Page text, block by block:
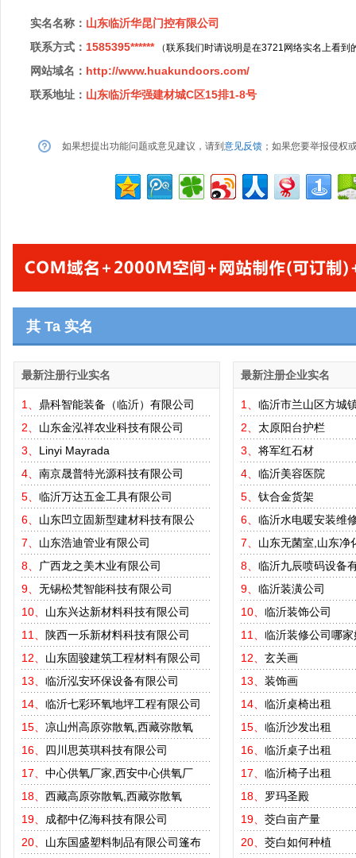
实名名称： 山东临沂华昆门控有限公司
联系方式： 1585395******（联系我们时请说明是在3721网络实名上看到
网站域名： http://www.huakundoors.com/
联系地址： 山东临沂华强建材城C区15排1-8号
如果想提出功能问题或意见建议，请到 意见反馈 ；如果您要举报侵权
其 Ta 实名
最新注册行业实名
1、 鼎科智能装备（临沂）有限公司
2、 山东金泓祥农业科技有限公司
3、 Linyi Mayrada
4、 南京晟普特光源科技有限公司
5、 临沂万达五金工具有限公司
6、 山东凹立固新型建材科技有限公
7、 山东浩迪管业有限公司
8、
广西龙之美木业有限公司
9、 无锡松梵智能科技有限公司
10、 山东兴达新材料科技有限公司
11、
陕西一乐新材料科技有限公司
12、 山东固骏建筑工程材料有限公司
13、 临沂泓安环保设备有限公司
14、 临沂七彩环氧地坪工程有限公司
15、 凉山州高原弥散氧,西藏弥散氧
16、 四川思英琪科技有限公司
17、 中心供氧厂家,西安中心供氧厂
18、 西藏高原弥散氧,西藏弥散氧
19、 成都中亿海科技有限公司
20、 山东国盛塑料制品有限公司篷布
最新注册企业实名
1、 临沂市兰山区方城
2、 太原阳台护栏
3、 将军红石材
4、 临沂美容医院
5、 钛合金货架
6、 临沂水电暖安装维
7、 山东无菌室,山东净
8、 临沂九辰喷码设备
9、 临沂装潢公司
10、 临沂装饰公司
11、 临沂装修公司哪家
12、 玄关画
13、 装饰画
14、 临沂桌椅出租
15、 临沂沙发出租
16、 临沂桌子出租
17、 临沂椅子出租
18、 罗玛圣殿
19、 茭白亩产量
20、 茭白如何种植